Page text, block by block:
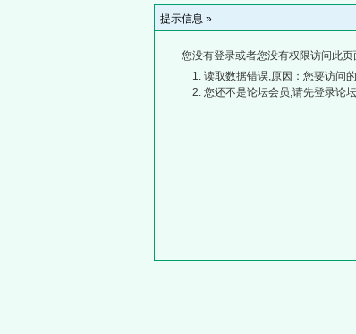
提示信息 »
您没有登录或者您没有权限访问此
读取数据错误,原因：您要访问
您还不是论坛会员,请先登录论坛